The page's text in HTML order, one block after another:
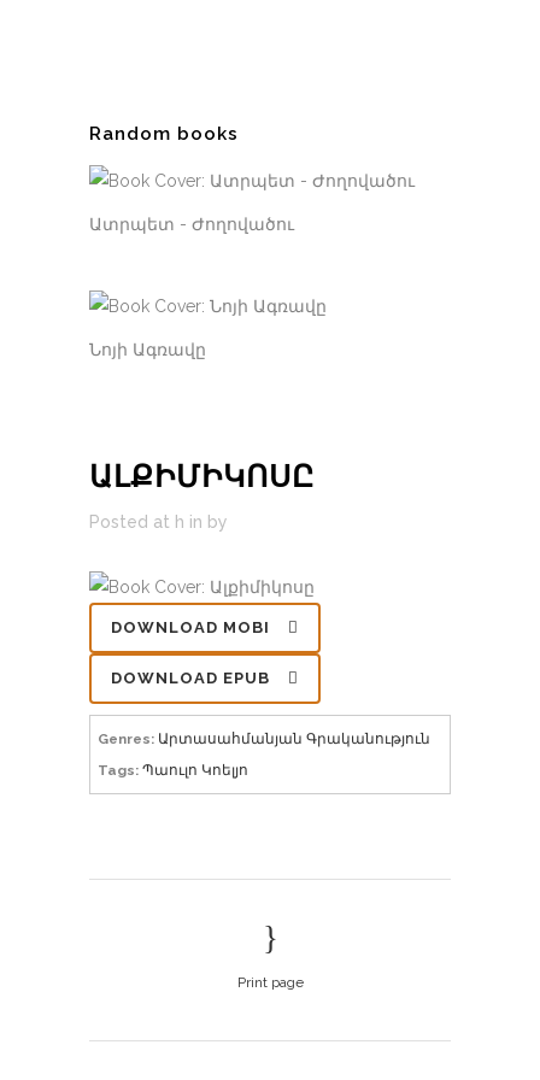
Random books
Ատրպետ - Ժողովածու
Նոյի Ագռավը
ԱԼՔԻՄԻԿՈՍԸ
Posted at h in by
DOWNLOAD MOBI
DOWNLOAD EPUB
Genres: Արտասահմանյան Գրականություն
Tags: Պաուլո Կոելյո
Print page